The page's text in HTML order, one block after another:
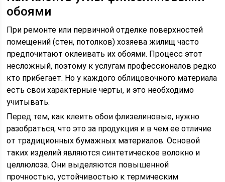
обоями
При ремонте или первичной отделке поверхностей
помещений (стен, потолков) хозяева жилищ часто
предпочитают оклеивать их обоями. Процесс этот
несложный, поэтому к услугам профессионалов редко
кто прибегает. Но у каждого облицовочного материала
есть свои характерные черты, и это необходимо
учитывать.
Перед тем, как клеить обои флизелиновые, нужно
разобраться, что это за продукция и в чем ее отличие
от традиционных бумажных материалов. Основой
таких изделий являются синтетическое волокно и
целлюлоза. Они выделяются повышенной
прочностью, устойчивостью к термическим